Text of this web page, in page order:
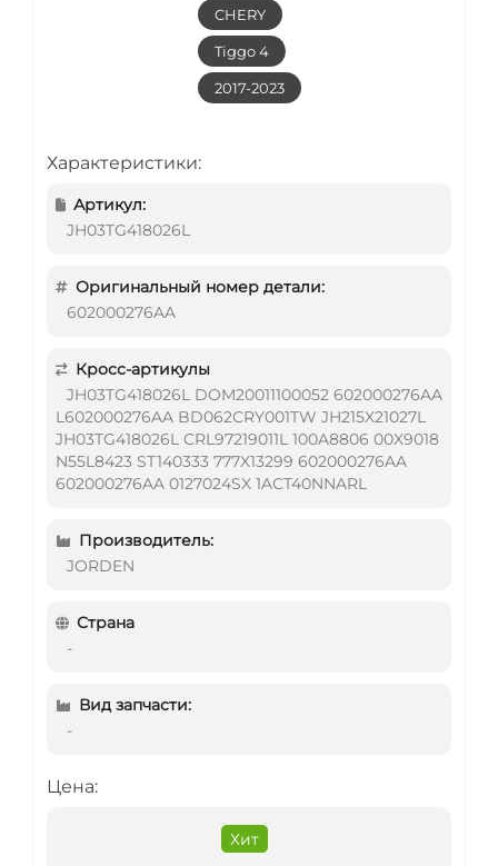
CHERY
Tiggo 4
2017-2023
Характеристики:
Артикул:
JH03TG418026L
Оригинальный номер детали:
602000276AA
Кросс-артикулы
JH03TG418026L DOM20011100052 602000276AA
L602000276AA BD062CRY001TW JH215X21027L
JH03TG418026L CRL97219011L 100A8806 00X9018
N55L8423 ST140333 777X13299 602000276AA
602000276AA 0127024SX 1ACT40NNARL
Производитель:
JORDEN
Страна
-
Вид запчасти:
-
Цена:
Хит